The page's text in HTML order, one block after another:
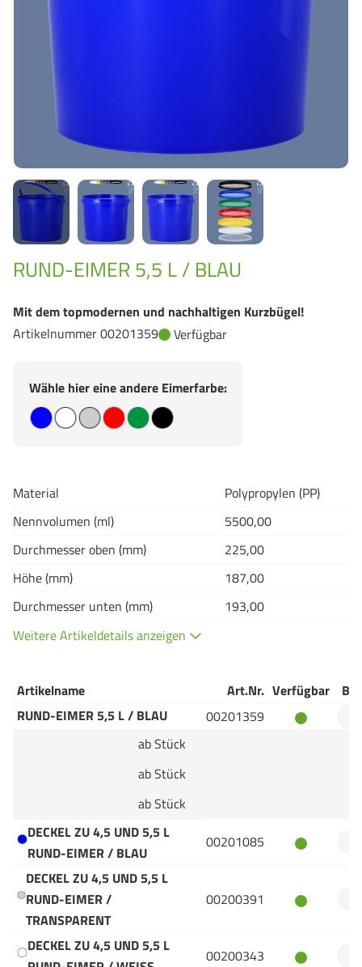
RUND-EIMER 5,5 L / BLAU
Mit dem topmodernen und nachhaltigen Kurzbügel!
Artikelnummer 00201359
Verfügbar
Wähle hier eine andere Eimerfarbe:
Material
Polypropylen (PP)
Nennvolumen (ml)
5500,00
Durchmesser oben (mm)
225,00
Höhe (mm)
187,00
Durchmesser unten (mm)
193,00
Weitere Artikeldetails anzeigen
Artikelname Art.Nr. Verfügbar
RUND-EIMER 5,5 L / BLAU
00201359
ab Stück
ab Stück
ab Stück
DECKEL ZU 4,5 UND 5,5 L
RUND-EIMER / BLAU
00201085
DECKEL ZU 4,5 UND 5,5 L
RUND-EIMER /
TRANSPARENT
00200391
DECKEL ZU 4,5 UND 5,5 L
00200343
GrassBased Eimer